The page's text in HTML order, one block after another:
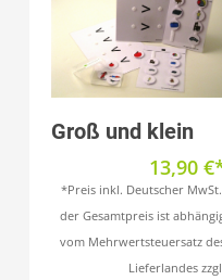
Produkt anzeigen
Groß und klein
13,90 €
*Preis inkl. Deutscher
der Gesamtpreis ist
vom Mehrwertsteuersatz
Lieferlandes